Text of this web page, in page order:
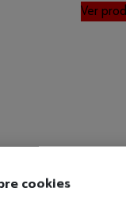
Ver
cookies